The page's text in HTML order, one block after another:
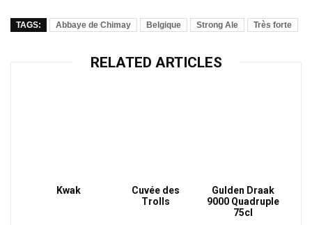
TAGS: Abbaye de Chimay Belgique Strong Ale Très forte
RELATED ARTICLES
Kwak
Cuvée des
Trolls
Gulden Draak
9000 Quadruple
75cl